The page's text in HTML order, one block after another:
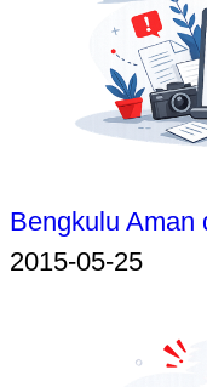
Bengkulu Aman
2015-05-25